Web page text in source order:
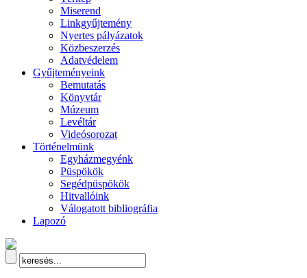
Miserend
Linkgyűjtemény
Nyertes pályázatok
Közbeszerzés
Adatvédelem
Gyűjteményeink
Bemutatás
Könyvtár
Múzeum
Levéltár
Videósorozat
Történelmünk
Egyházmegyénk
Püspökök
Segédpüspökök
Hitvallóink
Válogatott bibliográfia
Lapozó